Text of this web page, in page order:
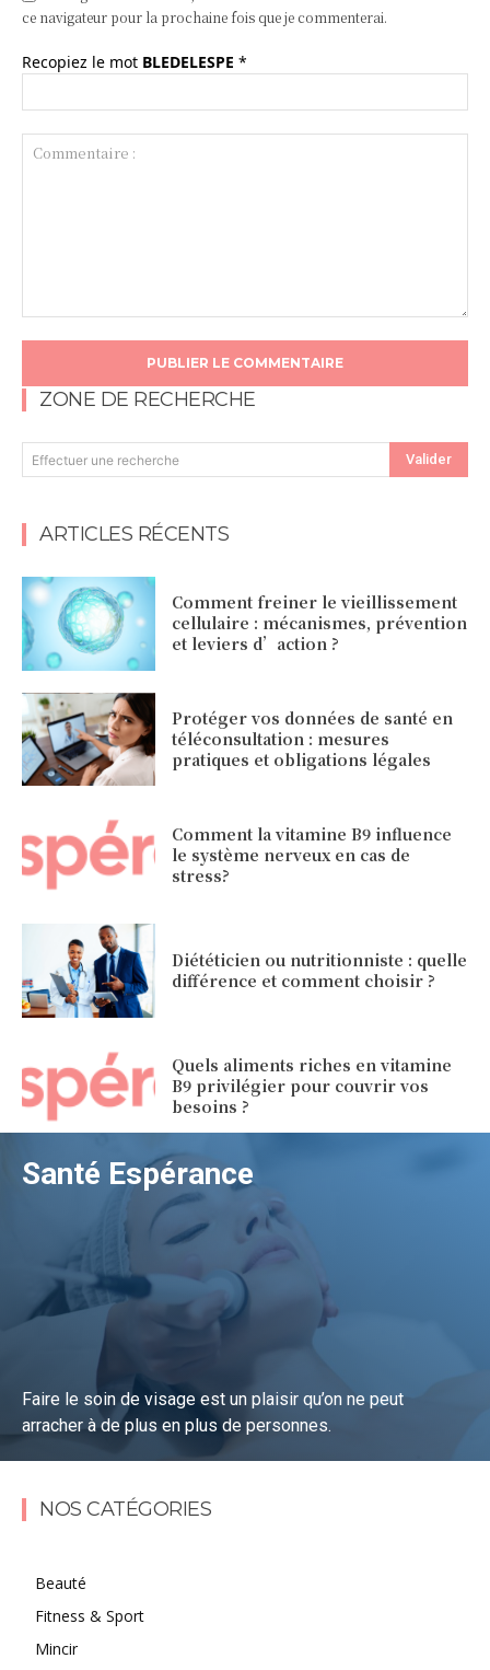
ce navigateur pour la prochaine fois que je commenterai.
Recopiez le mot BLEDELESPE *
ZONE DE RECHERCHE
Effectuer une recherche Valider
ARTICLES RÉCENTS
Comment freiner le vieillissement
cellulaire : mécanismes, prévention
et leviers d’action ?
Protéger vos données de santé en
téléconsultation : mesures
pratiques et obligations légales
Comment la vitamine B9 influence
le système nerveux en cas de
stress?
Diététicien ou nutritionniste : quelle
différence et comment choisir ?
Quels aliments riches en vitamine
B9 privilégier pour couvrir vos
besoins ?
Santé Espérance
Faire le soin de visage est un plaisir qu’on ne peut
arracher à de plus en plus de personnes.
Lire la suite
NOS CATÉGORIES
Beauté
Fitness & Sport
Mincir